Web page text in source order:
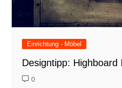
Einrichtung - Möbel
Designtipp: Highboard
0